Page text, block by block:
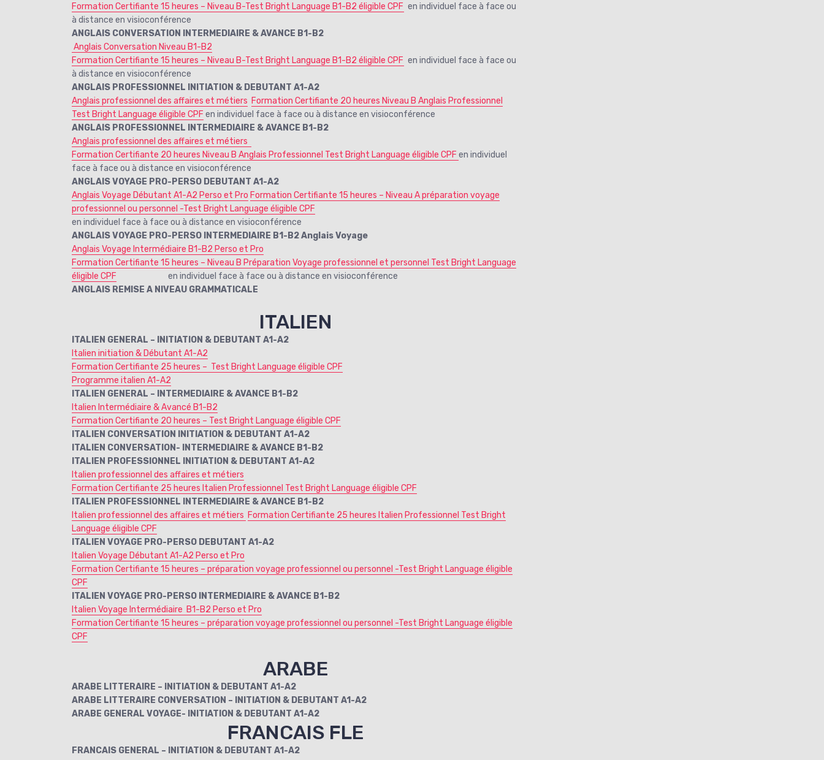
Formation Certifiante 15 heures – Niveau B-Test Bright Language B1-B2 éligible CPF en individuel face à face ou
à distance en visioconférence
ANGLAIS CONVERSATION INTERMEDIAIRE & AVANCE B1-B2
Anglais Conversation Niveau B1-B2
Formation Certifiante 15 heures – Niveau B-Test Bright Language B1-B2 éligible CPF en individuel face à face ou
à distance en visioconférence
ANGLAIS PROFESSIONNEL INITIATION & DEBUTANT A1-A2
Anglais professionnel des affaires et métiers Formation Certifiante 20 heures Niveau B Anglais Professionnel
Test Bright Language éligible CPF en individuel face à face ou à distance en visioconférence
ANGLAIS PROFESSIONNEL INTERMEDIAIRE & AVANCE B1-B2
Anglais professionnel des affaires et métiers
Formation Certifiante 20 heures Niveau B Anglais Professionnel Test Bright Language éligible CPF en individuel
face à face ou à distance en visioconférence
ANGLAIS VOYAGE PRO-PERSO DEBUTANT A1-A2
Anglais Voyage Débutant A1-A2 Perso et Pro Formation Certifiante 15 heures – Niveau A préparation voyage
professionnel ou personnel -Test Bright Language éligible CPF
en individuel face à face ou à distance en visioconférence
ANGLAIS VOYAGE PRO-PERSO INTERMEDIAIRE B1-B2 Anglais Voyage
Anglais Voyage Intermédiaire B1-B2 Perso et Pro
Formation Certifiante 15 heures – Niveau B Préparation Voyage professionnel et personnel Test Bright Language
éligible CPF en individuel face à face ou à distance en visioconférence
ANGLAIS REMISE A NIVEAU GRAMMATICALE
ITALIEN
ITALIEN GENERAL – INITIATION & DEBUTANT A1-A2
Italien initiation & Débutant A1-A2
Formation Certifiante 25 heures – Test Bright Language éligible CPF
Programme italien A1-A2
ITALIEN GENERAL – INTERMEDIAIRE & AVANCE B1-B2
Italien Intermédiaire & Avancé B1-B2
Formation Certifiante 20 heures – Test Bright Language éligible CPF
ITALIEN CONVERSATION INITIATION & DEBUTANT A1-A2
ITALIEN CONVERSATION- INTERMEDIAIRE & AVANCE B1-B2
ITALIEN PROFESSIONNEL INITIATION & DEBUTANT A1-A2
Italien professionnel des affaires et métiers
Formation Certifiante 25 heures Italien Professionnel Test Bright Language éligible CPF
ITALIEN PROFESSIONNEL INTERMEDIAIRE & AVANCE B1-B2
Italien professionnel des affaires et métiers Formation Certifiante 25 heures Italien Professionnel Test Bright
Language éligible CPF
ITALIEN VOYAGE PRO-PERSO DEBUTANT A1-A2
Italien Voyage Débutant A1-A2 Perso et Pro
Formation Certifiante 15 heures – préparation voyage professionnel ou personnel -Test Bright Language éligible
CPF
ITALIEN VOYAGE PRO-PERSO INTERMEDIAIRE & AVANCE B1-B2
Italien Voyage Intermédiaire B1-B2 Perso et Pro
Formation Certifiante 15 heures – préparation voyage professionnel ou personnel -Test Bright Language éligible
CPF
ARABE
ARABE LITTERAIRE – INITIATION & DEBUTANT A1-A2
ARABE LITTERAIRE CONVERSATION – INITIATION & DEBUTANT A1-A2
ARABE GENERAL VOYAGE- INITIATION & DEBUTANT A1-A2
FRANCAIS FLE
FRANCAIS GENERAL – INITIATION & DEBUTANT A1-A2